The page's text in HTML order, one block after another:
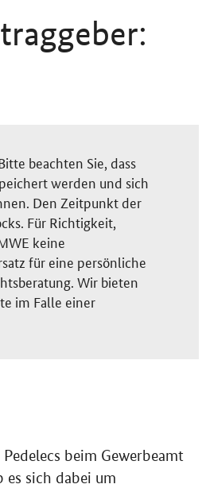
beachten Sie, dass
werden und sich
Den Zeitpunkt der
Für Richtigkeit,
keine
für eine persönliche
Wir bieten
im Falle einer
beim Gewerbeamt
es sich dabei um